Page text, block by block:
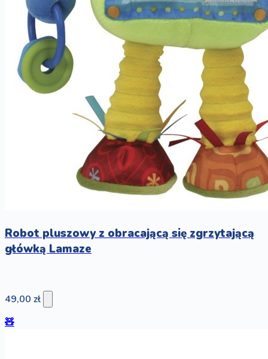
Robot pluszowy z obracającą się zgrzytającą
główką Lamaze
49,00 zł
🧸